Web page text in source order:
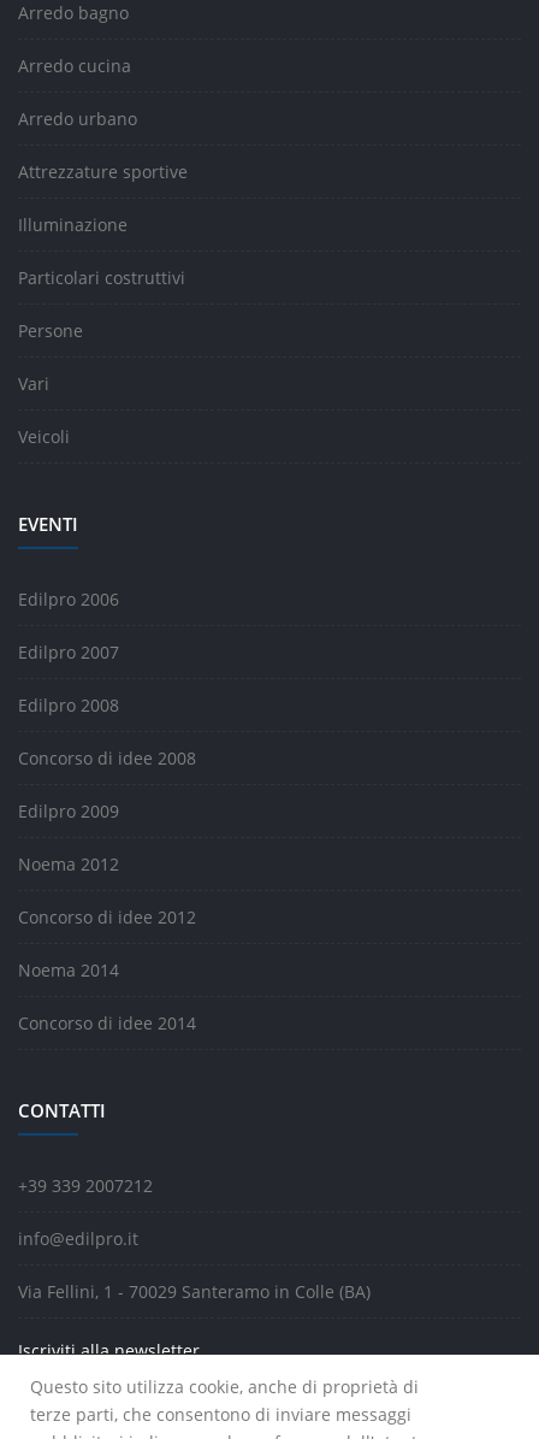
Questo sito utilizza cookie, anche di proprietà di
terze parti, che consentono di inviare messaggi
Arredo bagno
Arredo cucina
Arredo urbano
Attrezzature sportive
Illuminazione
Particolari costruttivi
Persone
Vari
Veicoli
EVENTI
Edilpro 2006
Edilpro 2007
Edilpro 2008
Concorso di idee 2008
Edilpro 2009
Noema 2012
Concorso di idee 2012
Noema 2014
Concorso di idee 2014
CONTATTI
+39 339 2007212
info@edilpro.it
Via Fellini, 1 - 70029 Santeramo in Colle (BA)
Iscriviti alla newsletter